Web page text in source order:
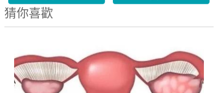
猜你喜歡